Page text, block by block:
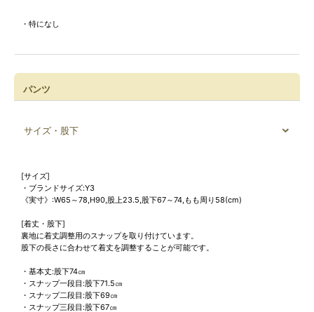
・特になし
パンツ
サイズ・股下
[サイズ]
・ブランドサイズ:Y3
《実寸》:W65～78,H90,股上23.5,股下67～74,もも周り58(cm)
[着丈・股下]
裏地に着丈調整用のスナップを取り付けています。
股下の長さに合わせて着丈を調整することが可能です。
・基本丈:股下74㎝
・スナップ一段目:股下71.5㎝
・スナップ二段目:股下69㎝
・スナップ三段目:股下67㎝